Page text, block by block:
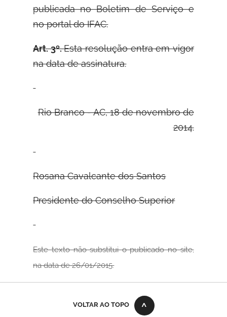
publicada no Boletim de Serviço e
no portal do IFAC.
Art. 3º.Esta resolução entra em vigor
na data de assinatura.
Rio Branco - AC, 18 de novembro de
2014.
Rosana Cavalcante dos Santos
Presidente do Conselho Superior
Este texto não substitui o publicado no site,
na data de 26/01/2015.
VOLTAR AO TOPO